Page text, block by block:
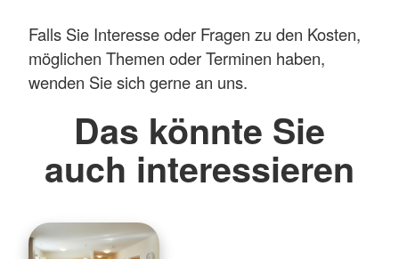
Falls Sie Interesse oder Fragen zu den Kosten,
möglichen Themen oder Terminen haben,
wenden Sie sich gerne an uns.
Das könnte Sie
auch interessieren